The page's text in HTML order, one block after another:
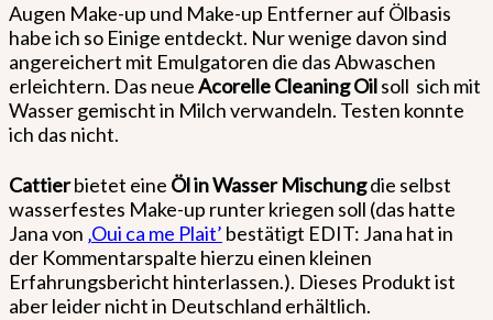
Augen Make-up und Make-up Entferner auf Ölbasis
habe ich so Einige entdeckt. Nur wenige davon sind
angereichert mit Emulgatoren die das Abwaschen
erleichtern. Das neueAcorelle Cleaning Oilsoll sich mit
Wasser gemischt in Milch verwandeln. Testen konnte
ich das nicht.
Cattierbietet eine Öl in Wasser Mischungdie selbst
wasserfestes Make-up runter kriegen soll (das hatte
Jana von ‚Oui ca me Plait’ bestätigt EDIT: Jana hat in
der Kommentarspalte hierzu einen kleinen
Erfahrungsbericht hinterlassen.). Dieses Produkt ist
aber leider nicht in Deutschland erhältlich.